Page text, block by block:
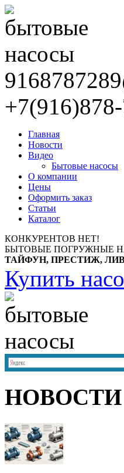
Главная
Новости
Видео
Бытовые насосы
О компании
Цены
Оформить заказ
Статьи
Каталог
КОНКУРЕНТОВ НЕТ!
БЫТОВЫЕ ПОГРУЖНЫЕ
ТАЙФУН, ПРЕСТИЖ,
Купить
НОВОСТИ